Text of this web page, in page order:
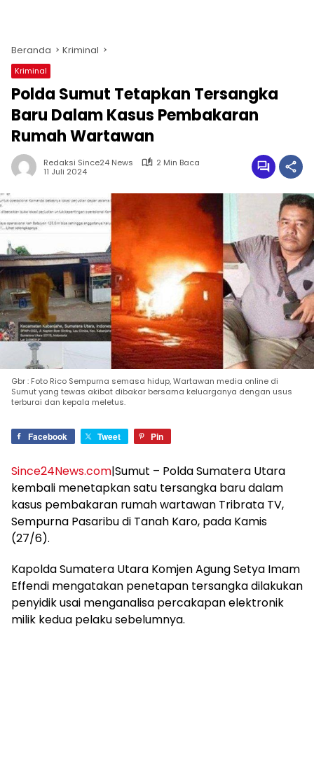
Beranda Kriminal
Kriminal
Polda Sumut Tetapkan Tersangka
Baru Dalam Kasus Pembakaran
Rumah Wartawan
Redaksi Since24 News
2 Min Baca
11 Juli 2024
Gbr : Foto Rico Sempurna semasa hidup, Wartawan media online di
Sumut yang tewas akibat dibakar bersama keluarganya dengan usus
terburai dan kepala meletus.
Facebook Tweet Pin
Since24News.com|Sumut – Polda Sumatera Utara
kembali menetapkan satu tersangka baru dalam
kasus pembakaran rumah wartawan Tribrata TV,
Sempurna Pasaribu di Tanah Karo, pada Kamis
(27/6).
Kapolda Sumatera Utara Komjen Agung Setya Imam
Effendi mengatakan penetapan tersangka dilakukan
penyidik usai menganalisa percakapan elektronik
milik kedua pelaku sebelumnya.